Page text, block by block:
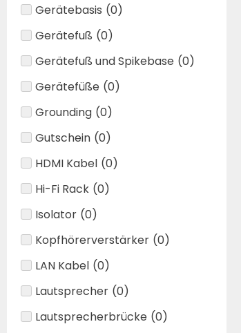
Gerätebasis (0)
Gerätefuß (0)
Gerätefuß und Spikebase (0)
Gerätefüße (0)
Grounding (0)
Gutschein (0)
HDMI Kabel (0)
Hi-Fi Rack (0)
Isolator (0)
Kopfhörerverstärker (0)
LAN Kabel (0)
Lautsprecher (0)
Lautsprecherbrücke (0)